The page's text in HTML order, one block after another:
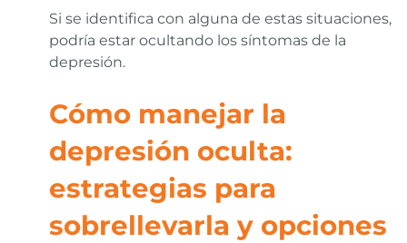
Si se identifica con alguna de estas situaciones,
podría estar ocultando los síntomas de la
depresión.
Cómo manejar la
depresión oculta:
estrategias para
sobrellevarla y opciones